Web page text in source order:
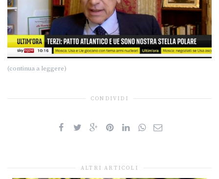
(continua a leggere)
CONDIVIDI
ALTRI ARTICOLI